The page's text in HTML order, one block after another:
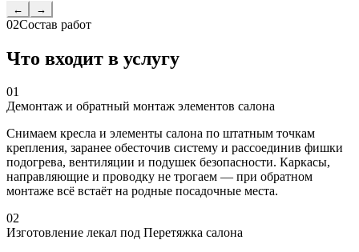
← →
02Состав работ
Что входит в услугу
01
Демонтаж и обратный монтаж элементов салона
Снимаем кресла и элементы салона по штатным точкам
крепления, заранее обесточив систему и рассоединив фишки
подогрева, вентиляции и подушек безопасности. Каркасы,
направляющие и проводку не трогаем — при обратном
монтаже всё встаёт на родные посадочные места.
02
Изготовление лекал под Перетяжка салона